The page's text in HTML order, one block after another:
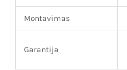
Montavimas
Garantija